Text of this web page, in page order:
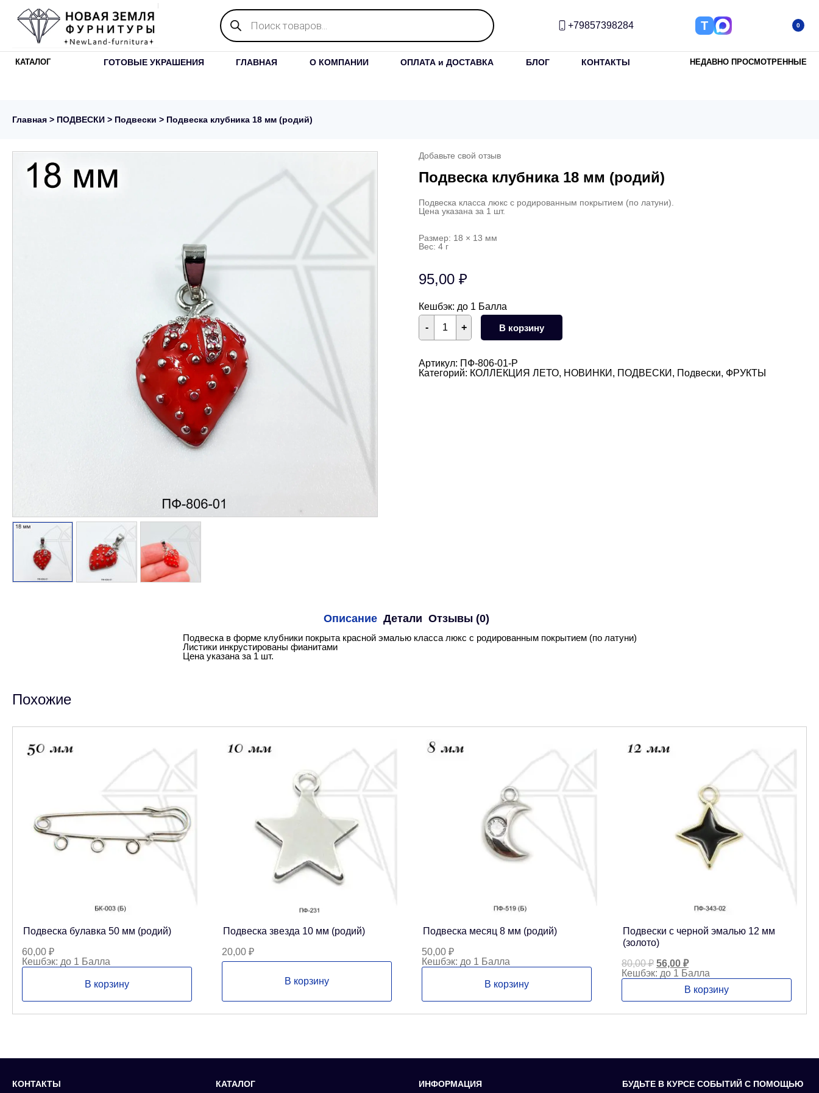
Поиск
товаров
+79857398284 Т 0
КАТАЛОГ ГОТОВЫЕ УКРАШЕНИЯ ГЛАВНАЯ О КОМПАНИИ ОПЛАТА и ДОСТАВКА БЛОГ КОНТАКТЫ НЕДАВНО ПРОСМОТРЕННЫЕ
Главная > ПОДВЕСКИ > Подвески > Подвеска клубника 18 мм (родий)
Добавьте свой отзыв
Подвеска клубника 18 мм (родий)
Подвеска класса люкс с родированным покрытием (по латуни).
Цена указана за 1 шт.
Размер: 18 × 13 мм
Вес: 4 г
95,00 ₽
Кешбэк: до 1 Балла
+
Количество
товара
Подвеска
18
мм
(родий)
- В корзину
Артикул: ПФ-806-01-Р
Категорий: КОЛЛЕКЦИЯ ЛЕТО, НОВИНКИ , ПОДВЕСКИ , Подвески, ФРУКТЫ
Описание Детали Отзывы (0)
Подвеска в форме клубники покрыта красной эмалью класса люкс с родированным покрытием (по латуни)
Листики инкрустированы фианитами
Цена указана за 1 шт.
Похожие
Подвеска булавка 50 мм (родий)
60,00 ₽
Кешбэк: до 1 Балла
В корзину
Подвеска звезда 10 мм (родий)
20,00 ₽
В корзину
Подвеска месяц 8 мм (родий)
50,00 ₽
Кешбэк: до 1 Балла
В корзину
Подвески с черной эмалью 12 мм
(золото)
80,00₽ Первоначальная
цена
составляла
80,00 ₽.
56,00 ₽Текущая
цена:
56,00 ₽.
Кешбэк: до 1 Балла
В корзину
КОНТАКТЫ КАТАЛОГ ИНФОРМАЦИЯ БУДЬТЕ В КУРСЕ СОБЫТИЙ С ПОМОЩЬЮ